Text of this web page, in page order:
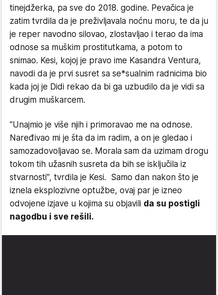
tinejdžerka, pa sve do 2018. godine. Pevačica je
zatim tvrdila da je preživljavala noćnu moru, te da ju
je reper navodno silovao, zlostavljao i terao da ima
odnose sa muškim prostitutkama, a potom to
snimao. Kesi, kojoj je pravo ime Kasandra Ventura,
navodi da je prvi susret sa se*sualnim radnicima bio
kada joj je Didi rekao da bi ga uzbudilo da je vidi sa
drugim muškarcem.
"Unajmio je više njih i primoravao me na odnose.
Naređivao mi je šta da im radim, a on je gledao i
samozadovoljavao se. Morala sam da uzimam drogu
tokom tih užasnih susreta da bih se isključila iz
stvarnosti", tvrdila je Kesi. Samo dan nakon što je
iznela eksplozivne optužbe, ovaj par je izneo
odvojene izjave u kojima su objavili da su postigli
nagodbu i sve rešili.